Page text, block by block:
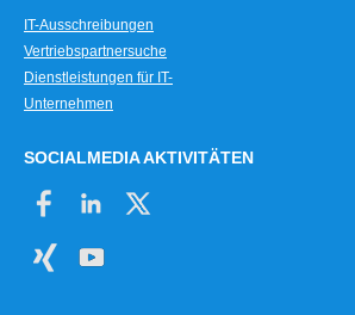
IT-Ausschreibungen
Vertriebspartnersuche
Dienstleistungen für IT-
Unternehmen
SOCIALMEDIA AKTIVITÄTEN